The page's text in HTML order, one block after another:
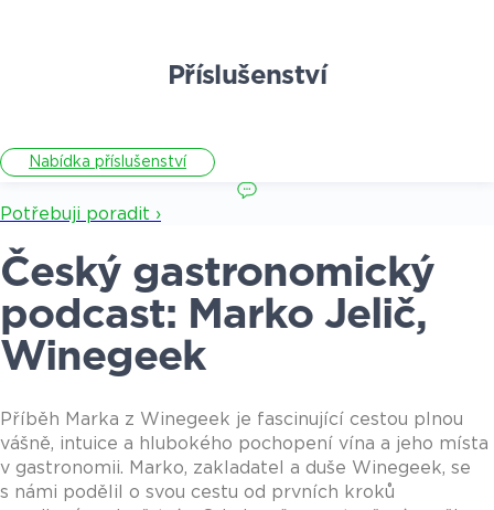
Příslušenství
Nabídka příslušenství
Potřebuji poradit ›
Český gastronomický
podcast: Marko Jelič,
Winegeek
Příběh Marka z Winegeek je fascinující cestou plnou
vášně, intuice a hlubokého pochopení vína a jeho místa
v gastronomii. Marko, zakladatel a duše Winegeek, se
s námi podělil o svou cestu od prvních kroků